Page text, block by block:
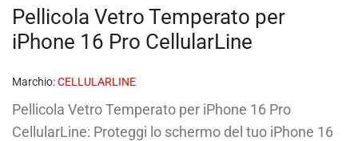
Pellicola Vetro Temperato per
iPhone 16 Pro CellularLine
Marchio:CELLULARLINE
Pellicola Vetro Temperato per iPhone 16 Pro
CellularLine: Proteggi lo schermo del tuo iPhone 16